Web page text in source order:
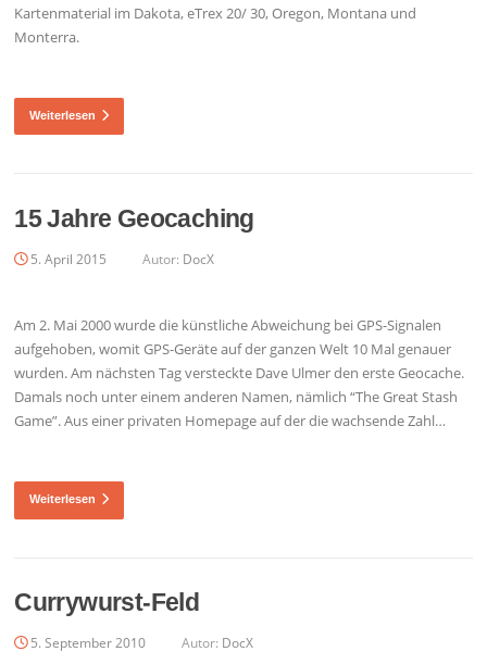
Kartenmaterial im Dakota, eTrex 20/ 30, Oregon, Montana und
Monterra.
Weiterlesen
15 Jahre Geocaching
5. April 2015 Autor: DocX
Am 2. Mai 2000 wurde die künstliche Abweichung bei GPS-Signalen
aufgehoben, womit GPS-Geräte auf der ganzen Welt 10 Mal genauer
wurden. Am nächsten Tag versteckte Dave Ulmer den erste Geocache.
Damals noch unter einem anderen Namen, nämlich “The Great Stash
Game”. Aus einer privaten Homepage auf der die wachsende Zahl…
Weiterlesen
Currywurst-Feld
5. September 2010 Autor: DocX